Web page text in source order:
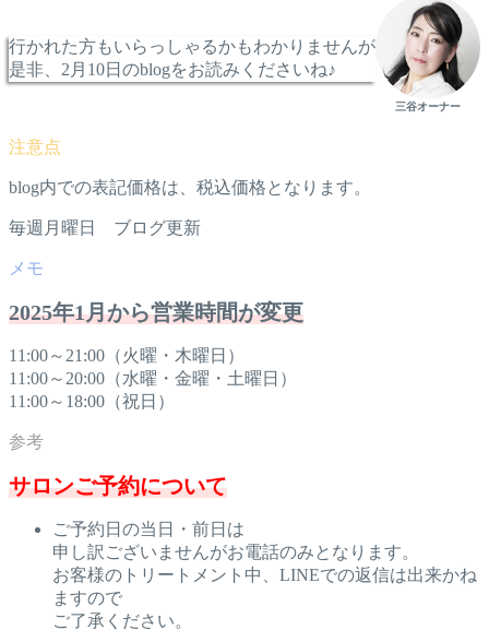
行かれた方もいらっしゃるかもわかりませんが
是非、2月10日のblogをお読みくださいね♪
三谷オーナー
blog内での表記価格は、税込価格となります。
毎週月曜日 ブログ更新
2025年1月から営業時間が変更
11:00～21:00（火曜・木曜日）
11:00～20:00（水曜・金曜・土曜日）
11:00～18:00（祝日）
サロンご予約について
ご予約日の当日・前日は
申し訳ございませんがお電話のみとなります。
お客様のトリートメント中、LINEでの返信は出来かね
ますので
ご了承ください。